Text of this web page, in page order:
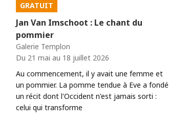
GRATUIT
Jan Van Imschoot : Le chant du
pommier
Galerie Templon
Du 21 mai au 18 juillet 2026
Au commencement, il y avait une femme et
un pommier. La pomme tendue à Eve a fondé
un récit dont l'Occident n'est jamais sorti :
celui qui transforme